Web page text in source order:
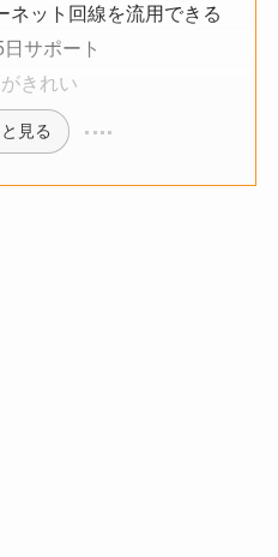
ネット回線を流用できる
サポート
きれい
見る